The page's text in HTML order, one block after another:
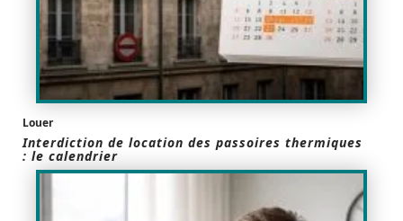
Louer
Interdiction de location des passoires thermiques
: le calendrier